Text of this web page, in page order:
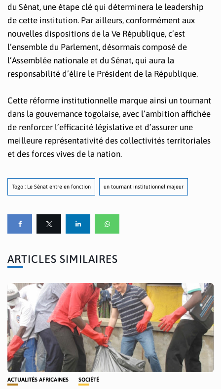
du Sénat, une étape clé qui déterminera le leadership
de cette institution. Par ailleurs, conformément aux
nouvelles dispositions de la Ve République, c’est
l’ensemble du Parlement, désormais composé de
l’Assemblée nationale et du Sénat, qui aura la
responsabilité d’élire le Président de la République.
Cette réforme institutionnelle marque ainsi un tournant
dans la gouvernance togolaise, avec l’ambition affichée
de renforcer l’efficacité législative et d’assurer une
meilleure représentativité des collectivités territoriales
et des forces vives de la nation.
Togo : Le Sénat entre en fonction un tournant institutionnel majeur
ARTICLES SIMILAIRES
ACTUALITÉS AFRICAINES SOCIÉTÉ